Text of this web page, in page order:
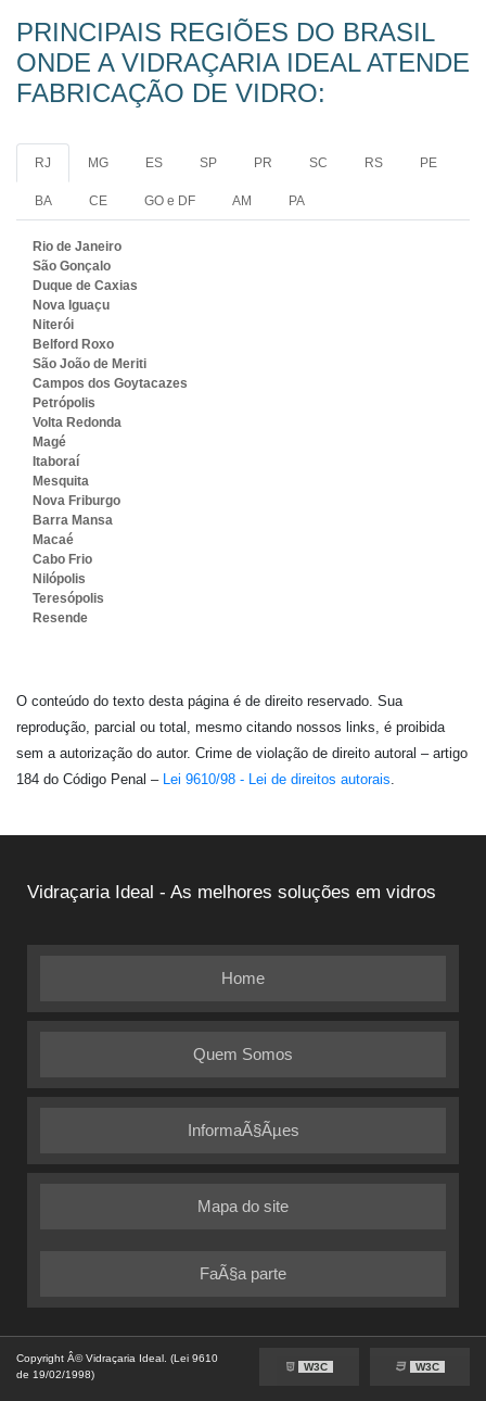
PRINCIPAIS REGIÕES DO BRASIL
ONDE A VIDRAÇARIA IDEAL ATENDE
FABRICAÇÃO DE VIDRO:
RJ MG ES SP PR SC RS PE
BA CE GO e DF AM PA
Rio de Janeiro
São Gonçalo
Duque de Caxias
Nova Iguaçu
Niterói
Belford Roxo
São João de Meriti
Campos dos Goytacazes
Petrópolis
Volta Redonda
Magé
Itaboraí
Mesquita
Nova Friburgo
Barra Mansa
Macaé
Cabo Frio
Nilópolis
Teresópolis
Resende
O conteúdo do texto desta página é de direito reservado. Sua
reprodução, parcial ou total, mesmo citando nossos links, é proibida
sem a autorização do autor. Crime de violação de direito autoral – artigo
184 do Código Penal –
Lei 9610/98 - Lei de direitos autorais
Vidraçaria Ideal - As melhores soluções em vidros
Home
Quem Somos
InformaÃ§Ãµes
Mapa do site
FaÃ§a parte
Copyright Â© Vidraçaria Ideal. (Lei 9610
de 19/02/1998)
W3C W3C